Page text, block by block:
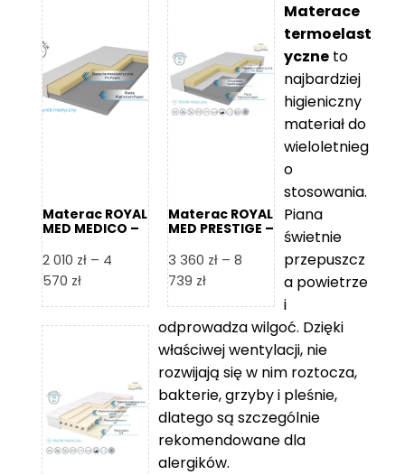
do
8
865 zł
Materac ROYAL
MED MEDICO –
2 010 zł – 4
570 złZakres
od
4
570 zł
Materac ROYAL
MED PRESTIGE –
3 360 zł – 8
739 złZakres
od
3
360 zł
do
8
739 zł
Materace
termoelast
yczne to
najbardziej
higieniczny
materiał do
wieloletnieg
o
stosowania.
Piana
świetnie
przepuszcz
a powietrze
i
odprowadza wilgoć. Dzięki
właściwej wentylacji, nie
rozwijają się w nim roztocza,
bakterie, grzyby i pleśnie,
dlatego są szczególnie
rekomendowane dla
alergików.